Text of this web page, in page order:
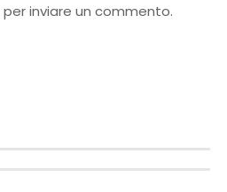
per inviare un commento.